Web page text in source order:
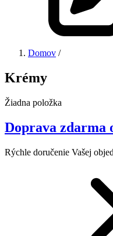
Domov /
Krémy
Žiadna položka
Doprava zdarma
Rýchle doručenie Vašej